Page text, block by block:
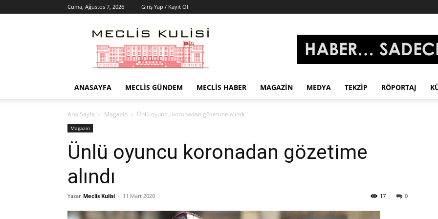
Cuma, Ağustos 7, 2026 Giriş Yap / Kayıt Ol
Meclis
Kulisi
–
Haber
ANASAYFA
MECLIS GÜNDEM MECLIS HABER MAGAZIN MEDYA TEKZIP RÖPORTAJ
Ana Sayfa Magazin Ünlü oyuncu koronadan gözetime alındı
Magazin
Ünlü oyuncu koronadan gözetime
alındı
Yazar Meclis Kulisi - 11 Mart 2020 0
17